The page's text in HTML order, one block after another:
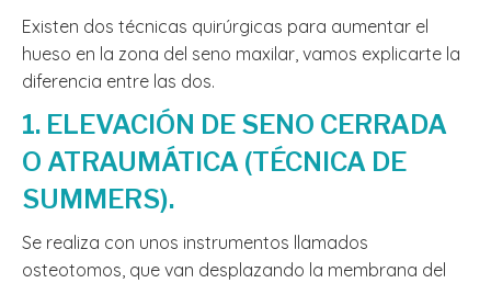
Existen dos técnicas quirúrgicas para aumentar el
hueso en la zona del seno maxilar, vamos explicarte la
diferencia entre las dos.
1. ELEVACIÓN DE SENO CERRADA
O ATRAUMÁTICA (TÉCNICA DE
SUMMERS).
Se realiza con unos instrumentos llamados
osteotomos, que van desplazando la membrana del